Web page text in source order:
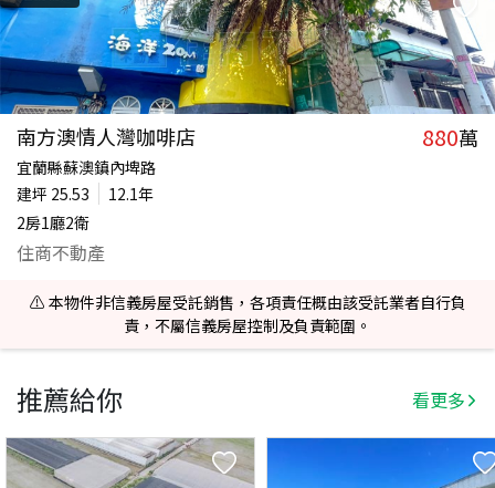
南方澳情人灣咖啡店 880萬
宜蘭縣蘇澳鎮內埤路
建坪 25.53
12.1年
2房1廳2衛
住商不動產
⚠️ 本物件非信義房屋受託銷售，各項責任概由該受託業者自行負
責，不屬信義房屋控制及負責範圍。
推薦給你 看更多